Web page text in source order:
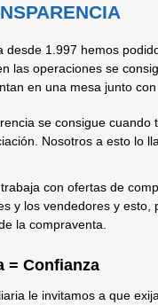
desde 1.997 hemos
las operaciones se
en una mesa junto
se consigue
Nosotros a esto lo
con ofertas de
y los vendedores y esto,
la compraventa.
= Confianza
le invitamos a que